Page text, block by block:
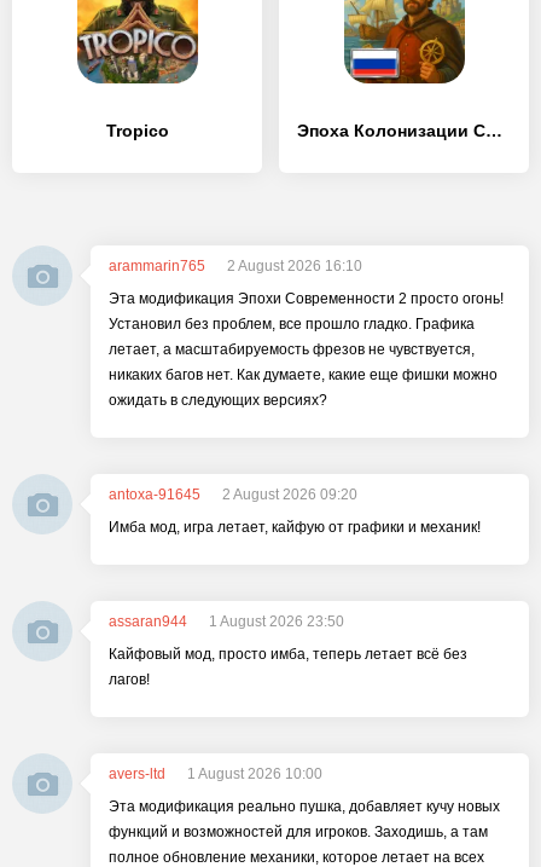
Tropico Эпоха Колонизации Средневековья PRO
arammarin765
2 August 2026 16:10
Эта модификация Эпохи Современности 2 просто огонь!
Установил без проблем, все прошло гладко. Графика
летает, а масштабируемость фрезов не чувствуется,
никаких багов нет. Как думаете, какие еще фишки можно
ожидать в следующих версиях?
antoxa-91645
2 August 2026 09:20
Имба мод, игра летает, кайфую от графики и механик!
assaran944
1 August 2026 23:50
Кайфовый мод, просто имба, теперь летает всё без
лагов!
avers-ltd
1 August 2026 10:00
Эта модификация реально пушка, добавляет кучу новых
функций и возможностей для игроков. Заходишь, а там
полное обновление механики, которое летает на всех